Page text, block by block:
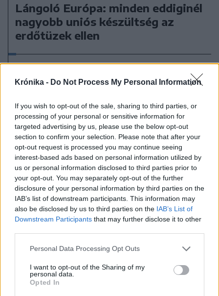
Krónika - Do Not Process My Personal Information
If you wish to opt-out of the sale, sharing to third parties, or
processing of your personal or sensitive information for
targeted advertising by us, please use the below opt-out
section to confirm your selection. Please note that after your
opt-out request is processed you may continue seeing
interest-based ads based on personal information utilized by
us or personal information disclosed to third parties prior to
your opt-out. You may separately opt-out of the further
disclosure of your personal information by third parties on the
IAB’s list of downstream participants. This information may
also be disclosed by us to third parties on the IAB’s List of
Downstream Participants that may further disclose it to other
Personal Data Processing Opt Outs
I want to opt-out of the Sharing of my
personal data.
Opted In
Lángoló Európa: minden eddiginél
nagyobb uniós készültség az
erdőtüzek ellen
2026. július 31., péntek
Szintet lépett a román–ukrán
együttműködés a közös
dróngyártással